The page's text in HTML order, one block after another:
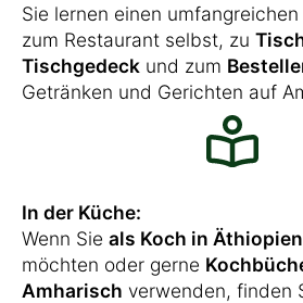
Sie lernen einen
zum Restaurant selbst, zu
Tischgedeck und zum
Getränken und Gerichten auf
In der Küche:
Wenn Sie als Koch in
möchten oder gerne
Amharisch verwenden, finden